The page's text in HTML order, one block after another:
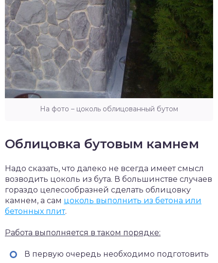
На фото – цоколь облицованный бутом
Облицовка бутовым камнем
Надо сказать, что далеко не всегда имеет смысл
возводить цоколь из бута. В большинстве случаев
гораздо целесообразней сделать облицовку
камнем, а сам цоколь выполнить из бетона или
бетонных плит.
Работа выполняется в таком порядке:
В первую очередь необходимо подготовить